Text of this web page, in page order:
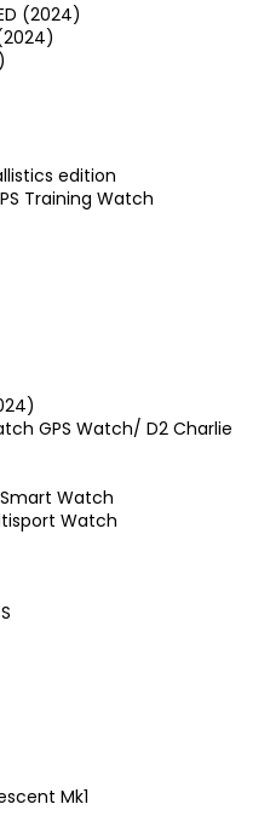
(2024)
edition
Training Watch
GPS Watch/ D2 Charlie
Watch
Watch
Mk1